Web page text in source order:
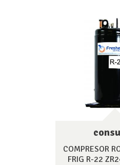
COMPRESOR
FRIG R-22